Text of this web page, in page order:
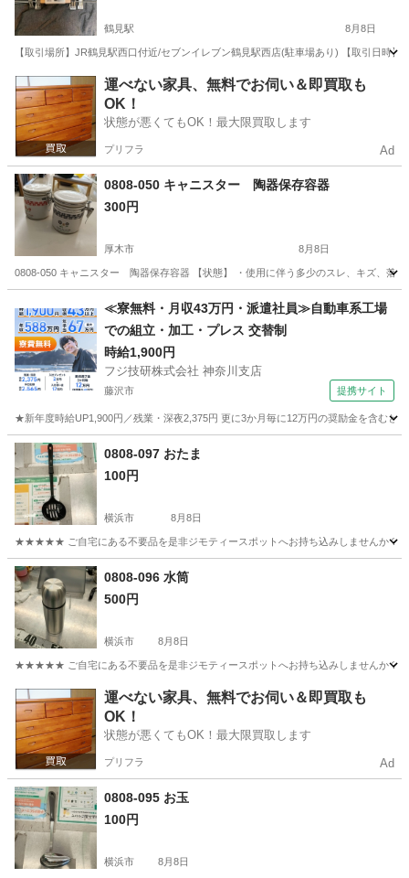
鶴見駅 8月8日
【取引場所】JR鶴見駅西口付近/セブンイレブン鶴見駅西店(駐車場あり) 【取引日時
神奈川 横浜市 鶴見駅 洗濯用品 ニトリ
運べない家具、無料でお伺い＆即買取も
OK！
状態が悪くてもOK！最大限買取します
プリフラ Ad
0808-050 キャニスター 陶器保存容器
300円
厚木市 8月8日
0808-050 キャニスター 陶器保存容器 【状態】 ・使用に伴う多少のスレ、キズ、落
食器 キャニスター
≪寮無料・月収43万円・派遣社員≫自動車系工場
での組立・加工・プレス 交替制
時給1,900円
フジ技研株式会社 神奈川支店
藤沢市 提携サイト
★新年度時給UP1,900円／残業・深夜2,375円 更に3か月毎に12万円の奨励金を含む
神奈川 藤沢市 0808-097 おたま
100円
横浜市 8月8日
★★★★★ ご自宅にある不要品を是非ジモティースポットへお持ち込みしませんか？
神奈川 横浜市 現地
0808-096 水筒
500円
横浜市 8月8日
★★★★★ ご自宅にある不要品を是非ジモティースポットへお持ち込みしませんか？
神奈川 横浜市 食器 水筒
運べない家具、無料でお伺い＆即買取も
OK！
状態が悪くてもOK！最大限買取します
プリフラ Ad
0808-095 お玉
100円
横浜市 8月8日